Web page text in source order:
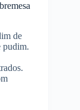
de
pudim.